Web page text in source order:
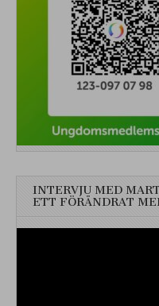
INTERVJU MED
ETT FÖRÄNDRAT